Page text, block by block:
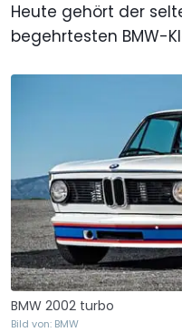
Heute gehört der
begehrtesten BMW-
BMW 2002 turbo
Bild von: BMW